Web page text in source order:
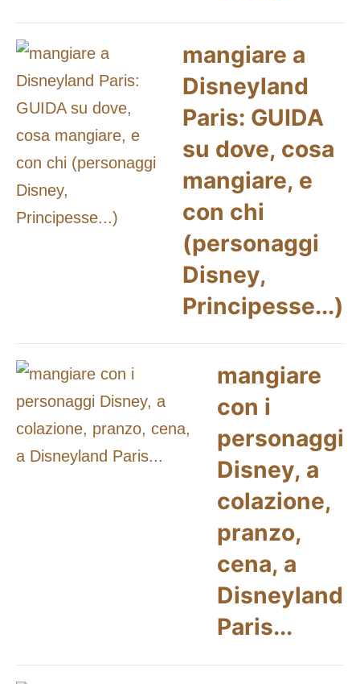
mangiare a
Disneyland
Paris: GUIDA
su dove, cosa
mangiare, e
con chi
(personaggi
Disney,
Principesse...)
mangiare
con i
personaggi
Disney, a
colazione,
pranzo,
cena, a
Disneyland
Paris...